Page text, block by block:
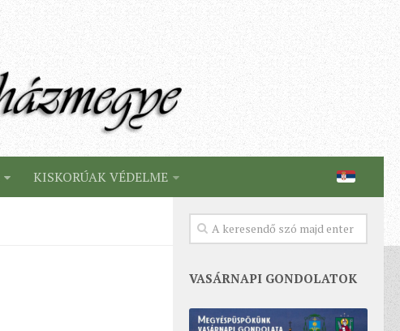
KISKORÚAK VÉDELME
VASÁRNAPI GONDOLATOK